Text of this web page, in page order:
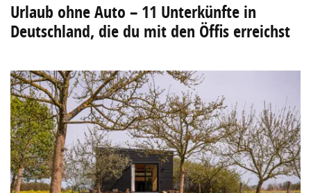
Urlaub ohne Auto – 11 Unterkünfte in
Deutschland, die du mit den Öffis erreichst